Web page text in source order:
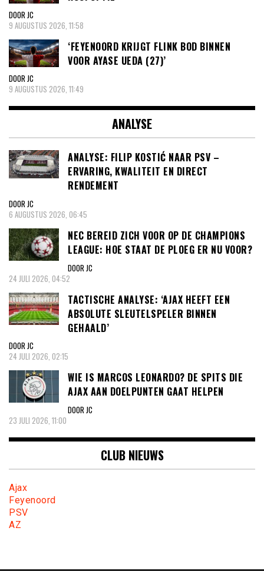
DOOR JC
9 AUGUSTUS 2026, 11:58
‘FEYENOORD KRIJGT FLINK BOD BINNEN
VOOR AYASE UEDA (27)’
DOOR JC
9 AUGUSTUS 2026, 11:49
ANALYSE
ANALYSE: FILIP KOSTIĆ NAAR PSV –
ERVARING, KWALITEIT EN DIRECT
RENDEMENT
DOOR JC
6 AUGUSTUS 2026, 06:45
NEC BEREID ZICH VOOR OP DE CHAMPIONS
LEAGUE: HOE STAAT DE PLOEG ER NU VOOR?
DOOR JC
24 JULI 2026, 04:52
TACTISCHE ANALYSE: ‘AJAX HEEFT EEN
ABSOLUTE SLEUTELSPELER BINNEN
GEHAALD’
DOOR JC
24 JULI 2026, 02:15
WIE IS MARCOS LEONARDO? DE SPITS DIE
AJAX AAN DOELPUNTEN GAAT HELPEN
DOOR JC
23 JULI 2026, 11:00
CLUB NIEUWS
Ajax
Feyenoord
PSV
AZ